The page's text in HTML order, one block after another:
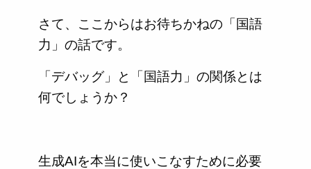
さて、ここからはお待ちかねの「国語
力」の話です。
「デバッグ」と「国語力」の関係とは
何でしょうか？
生成AIを本当に使いこなすために必要